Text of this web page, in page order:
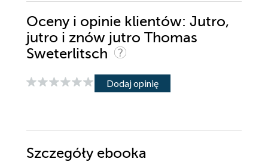
Oceny i opinie klientów: Jutro,
jutro i znów jutro Thomas
Sweterlitsch
Dodaj opinię
Szczegóły ebooka